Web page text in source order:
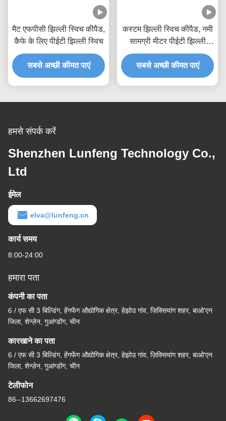
मैट एफपीसी झिल्ली स्विच कीपैड,
कैफे के लिए पीईटी झिल्ली स्विच
सबसे अच्छी कीमत पाएं
कस्टम झिल्ली स्विच कीपैड, नमी
सामग्री मीटर पीईटी झिल्ली
स्विच
सबसे अच्छी कीमत पाएं
हमसे संपर्क करें
Shenzhen Lunfeng Technology Co.,
Ltd
ईमेल
elva@lunfeng.cn
कार्य समय
8:00-24:00
हमारा पता
कंपनी का पता
6 / एफ सी 3 बिल्डिंग, हेंगफेंग औद्योगिक क्षेत्र, हेझोउ गांव, ज़िक्सियांग शहर, बाओ'एन
जिला, शेन्ज़ेन, गुआंग्डोंग, चीन
कारखाने का पता
6 / एफ सी 3 बिल्डिंग, हेंगफेंग औद्योगिक क्षेत्र, हेझोउ गांव, ज़िक्सियांग शहर, बाओ'एन
जिला, शेन्ज़ेन, गुआंग्डोंग, चीन
टेलीफोन
86--13662697476